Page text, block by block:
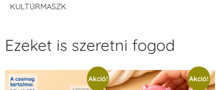
KULTÚRMASZK
Ezeket is szeretni fogod
Akció! Akció!